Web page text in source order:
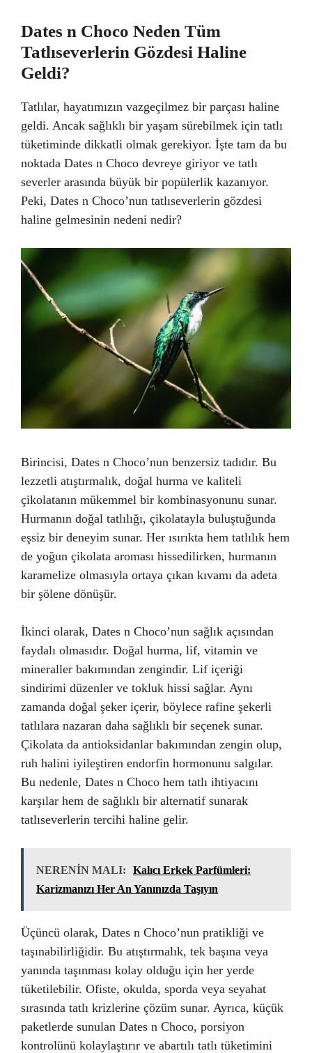
Dates n Choco Neden Tüm
Tatlıseverlerin Gözdesi Haline
Geldi?
Tatlılar, hayatımızın vazgeçilmez bir parçası haline
geldi. Ancak sağlıklı bir yaşam sürebilmek için tatlı
tüketiminde dikkatli olmak gerekiyor. İşte tam da bu
noktada Dates n Choco devreye giriyor ve tatlı
severler arasında büyük bir popülerlik kazanıyor.
Peki, Dates n Choco’nun tatlıseverlerin gözdesi
haline gelmesinin nedeni nedir?
Birincisi, Dates n Choco’nun benzersiz tadıdır. Bu
lezzetli atıştırmalık, doğal hurma ve kaliteli
çikolatanın mükemmel bir kombinasyonunu sunar.
Hurmanın doğal tatlılığı, çikolatayla buluştuğunda
eşsiz bir deneyim sunar. Her ısırıkta hem tatlılık hem
de yoğun çikolata aroması hissedilirken, hurmanın
karamelize olmasıyla ortaya çıkan kıvamı da adeta
bir şölene dönüşür.
İkinci olarak, Dates n Choco’nun sağlık açısından
faydalı olmasıdır. Doğal hurma, lif, vitamin ve
mineraller bakımından zengindir. Lif içeriği
sindirimi düzenler ve tokluk hissi sağlar. Aynı
zamanda doğal şeker içerir, böylece rafine şekerli
tatlılara nazaran daha sağlıklı bir seçenek sunar.
Çikolata da antioksidanlar bakımından zengin olup,
ruh halini iyileştiren endorfin hormonunu salgılar.
Bu nedenle, Dates n Choco hem tatlı ihtiyacını
karşılar hem de sağlıklı bir alternatif sunarak
tatlıseverlerin tercihi haline gelir.
NERENİN MALI:
Kalıcı Erkek Parfümleri:
Karizmanızı Her An Yanınızda Taşıyın
Üçüncü olarak, Dates n Choco’nun pratikliği ve
taşınabilirliğidir. Bu atıştırmalık, tek başına veya
yanında taşınması kolay olduğu için her yerde
tüketilebilir. Ofiste, okulda, sporda veya seyahat
sırasında tatlı krizlerine çözüm sunar. Ayrıca, küçük
paketlerde sunulan Dates n Choco, porsiyon
kontrolünü kolaylaştırır ve abartılı tatlı tüketimini